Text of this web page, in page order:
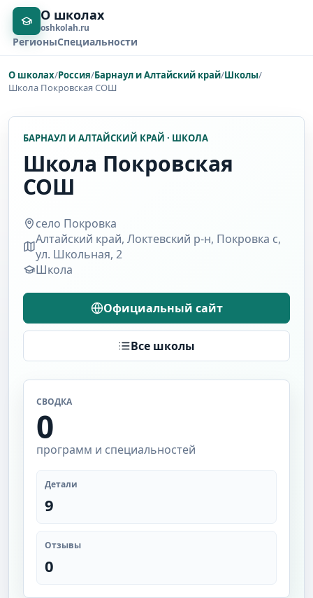
О школах
oshkolah.ru
РегионыСпециальности
О школах/Россия/Барнаул и Алтайский край/Школы/
Школа Покровская СОШ
БАРНАУЛ И АЛТАЙСКИЙ КРАЙ · ШКОЛА
Школа Покровская
СОШ
село Покровка
Алтайский край, Локтевский р-н, Покровка с,
ул. Школьная, 2
Школа
Официальный сайт
Все школы
СВОДКА
0
программ и специальностей
Детали
9
Отзывы
0